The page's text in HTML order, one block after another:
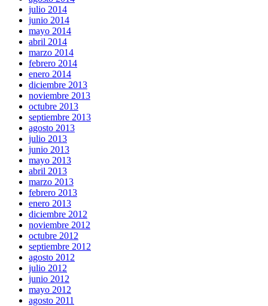
julio 2014
junio 2014
mayo 2014
abril 2014
marzo 2014
febrero 2014
enero 2014
diciembre 2013
noviembre 2013
octubre 2013
septiembre 2013
agosto 2013
julio 2013
junio 2013
mayo 2013
abril 2013
marzo 2013
febrero 2013
enero 2013
diciembre 2012
noviembre 2012
octubre 2012
septiembre 2012
agosto 2012
julio 2012
junio 2012
mayo 2012
agosto 2011